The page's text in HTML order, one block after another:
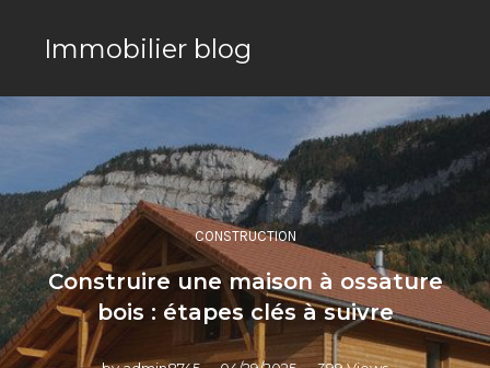
Immobilier blog
CONSTRUCTION
Construire une maison à ossature
bois : étapes clés à suivre